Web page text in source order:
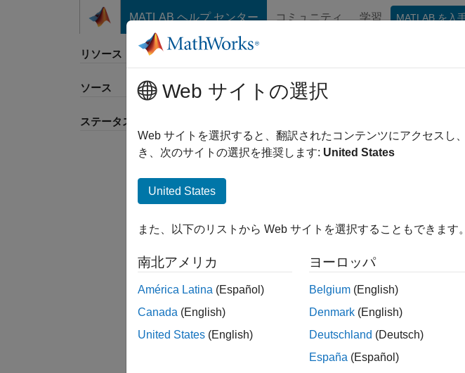
コンテンツへスキップ
MATLAB ヘルプ センター コミュニティ 学習 MATLAB を入
リソース
ソース
ステータス
並べ替え
Web サイトの選択
Web サイトを選択すると、翻訳されたコンテンツにアクセス
き、次のサイトの選択を推奨します: United States
United States
また、以下のリストから Web サイトを選択することもできます。
南北アメリカ
América Latina (Español)
Canada (English)
United States (English)
ヨーロッパ
Belgium (English)
Denmark (English)
Deutschland (Deutsch)
España (Español)